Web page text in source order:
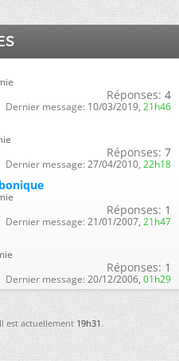
Réponses: 4
Dernier message: 10/03/2019, 21h46
Réponses: 7
Dernier message: 27/04/2010, 22h18
Réponses: 1
Dernier message: 21/01/2007, 21h47
Réponses: 1
Dernier message: 20/12/2006, 01h29
est actuellement19h31.